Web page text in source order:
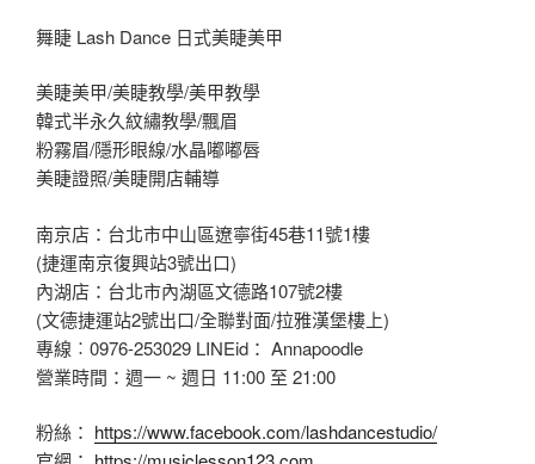
舞睫 Lash Dance 日式美睫美甲
美睫美甲/美睫教學/美甲教學
韓式半永久紋繡教學/飄眉
粉霧眉/隱形眼線/水晶嘟嘟唇
美睫證照/美睫開店輔導
南京店：台北市中山區遼寧街45巷11號1樓
(捷運南京復興站3號出口)
內湖店：台北市內湖區文德路107號2樓
(文德捷運站2號出口/全聯對面/拉雅漢堡樓上)
專線︰0976-253029 LINEid： Annapoodle
營業時間：週一 ~ 週日 11:00 至 21:00
粉絲： https://www.facebook.com/lashdancestudio/